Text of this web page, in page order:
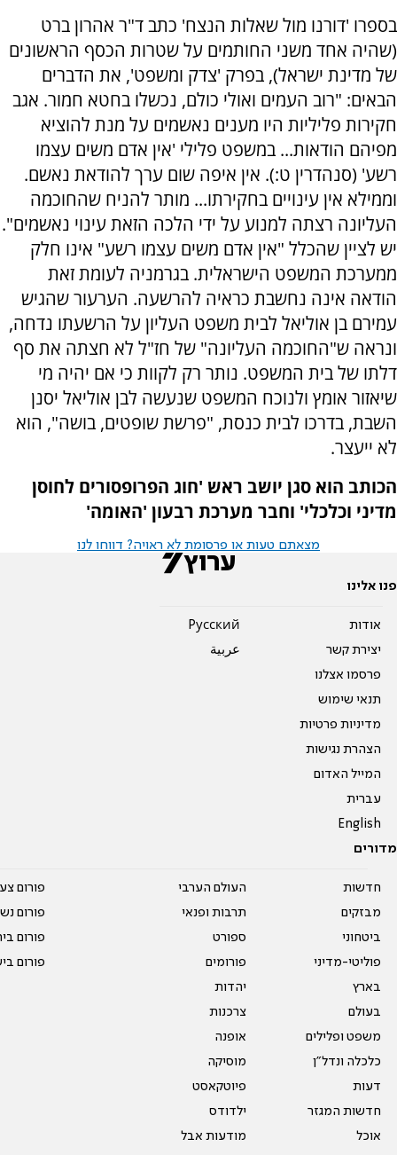
בספרו 'דורנו מול שאלות הנצח' כתב ד"ר אהרון ברט
(שהיה אחד משני החותמים על שטרות הכסף הראשונים
של מדינת ישראל), בפרק 'צדק ומשפט', את הדברים
הבאים: "רוב העמים ואולי כולם, נכשלו בחטא חמור. אגב
חקירות פליליות היו מענים נאשמים על מנת להוציא
מפיהם הודאות... במשפט פלילי 'אין אדם משים עצמו
רשע' (סנהדרין ט:). אין איפה שום ערך להודאת נאשם.
וממילא אין עינויים בחקירתו... מותר להניח שהחוכמה
העליונה רצתה למנוע על ידי הלכה הזאת עינוי נאשמים".
יש לציין שהכלל "אין אדם משים עצמו רשע" אינו חלק
ממערכת המשפט הישראלית. בגרמניה לעומת זאת
הודאה אינה נחשבת כראיה להרשעה. הערעור שהגיש
עמירם בן אוליאל לבית משפט העליון על הרשעתו נדחה,
ונראה ש"החוכמה העליונה" של חז"ל לא חצתה את סף
דלתו של בית המשפט. נותר רק לקוות כי אם יהיה מי
שיאזור אומץ ולנוכח המשפט שנעשה לבן אוליאל יסנן
השבת, בדרכו לבית כנסת, "פרשת שופטים, בושה", הוא
לא ייעצר.
הכותב הוא סגן יושב ראש 'חוג הפרופסורים לחוסן
מדיני וכלכלי' וחבר מערכת רבעון 'האומה'
מצאתם טעות או פרסומת לא ראויה? דווחו לנו
פנו אלינו
אודות
יצירת קשר
פרסמו אצלנו
תנאי שימוש
מדיניות פרטיות
הצהרת נגישות
המייל האדום
עברית
English
Pусский
عربية
מדורים
חדשות
מבזקים
ביטחוני
פוליטי-מדיני
בארץ
בעולם
משפט ופלילים
כלכלה ונדל"ן
דעות
חדשות המגזר
אוכל
העולם הערבי
תרבות ופנאי
ספורט
פורומים
יהדות
צרכנות
אופנה
מוסיקה
פיוטקאסט
ילדודס
מודעות אבל
פורום
פורום
פורום
פורום